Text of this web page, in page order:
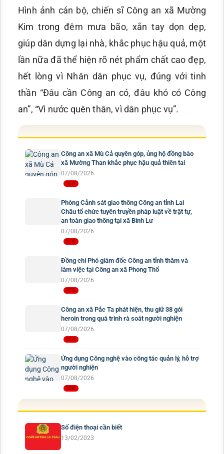
Hình ảnh cán bộ, chiến sĩ Công an xã Mường
Kim trong đêm mưa bão, xắn tay dọn dẹp,
giúp dân dựng lại nhà, khắc phục hậu quả, một
lần nữa đã thể hiện rõ nét phẩm chất cao đẹp,
hết lòng vì Nhân dân phục vụ, đúng với tinh
thần “Đâu cần Công an có, đâu khó có Công
an”, “Vì nước quên thân, vì dân phục vụ”.
Công an xã Mù Cả quyên góp, ủng hộ đồng bào
xã Mường Than khắc phục hậu quả thiên tai
07/08/2026
Phòng Cảnh sát giao thông Công an tỉnh Lai
Châu tổ chức tuyên truyền pháp luật về trật tự,
an toàn giao thông tại xã Bình Lư
07/08/2026
Đồng chí Phó giám đốc Công an tỉnh thăm và
làm việc tại Công an xã Phong Thổ
07/08/2026
Công an xã Pắc Ta phát hiện, thu giữ 38 gói
heroin trong quá trình rà soát người nghiện
07/08/2026
Ứng dụng Công nghệ vào công tác quản lý, hỗ trợ
người nghiện
07/08/2026
Số điện thoại cần biết
13/02/2023